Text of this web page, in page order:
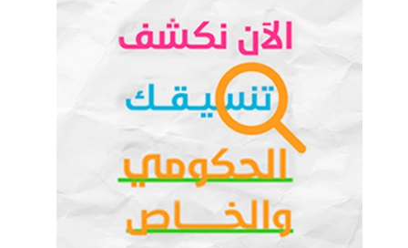
وأضافت الداخلية في بيانها أنه بالنسبة لمالكى
المركبات سارية الترخيص سرعة التوجه إلى وحدة
المرور المختصة لتركيب الملصق الإلكترونى للمركبة،
حتى في حال عدم حلول موعد الفحص الفني الدوري،
يقتصر تقديم الخدمات المرورية إلكترونيا على
المركبات التى قامت بتركيب الملصق الإلكترونى.
وأشارت إلى أن ذلك خلال مهلة زمنية مدتها ثلاثة